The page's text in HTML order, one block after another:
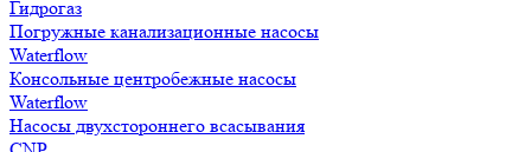
Гидрогаз
Погружные канализационные насосы
Waterflow
Консольные центробежные насосы
Waterflow
Насосы двухстороннего всасывания